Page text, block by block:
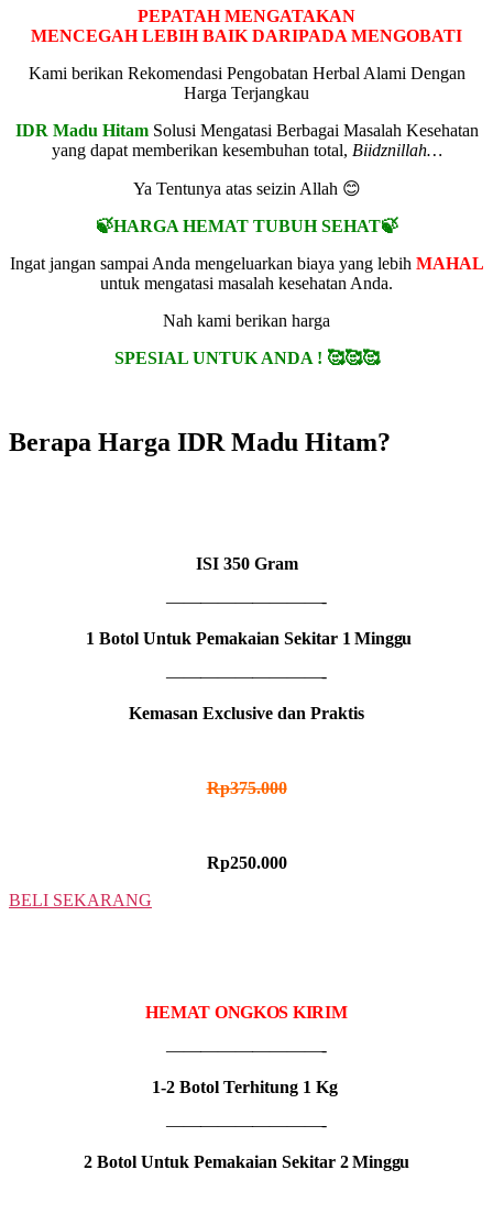
PEPATAH MENGATAKAN
MENCEGAH LEBIH BAIK DARIPADA MENGOBATI
Kami berikan Rekomendasi Pengobatan Herbal Alami Dengan
Harga Terjangkau
IDR Madu HitamSolusi Mengatasi Berbagai Masalah Kesehatan
yang dapat memberikan kesembuhan total, Biidznillah…
Ya Tentunya atas seizin Allah 😊
🍃HARGA HEMAT TUBUH SEHAT🍃
Ingat jangan sampai Anda mengeluarkan biaya yang lebih MAHAL
untuk mengatasi masalah kesehatan Anda.
Nah kami berikan harga
SPESIAL UNTUK ANDA ! 🥰🥰🥰
Berapa Harga IDR Madu Hitam?
ISI350 Gram
—————————-
1 Botol Untuk Pemakaian Sekitar 1 Minggu
—————————-
Kemasan Exclusive dan Praktis
Rp375.000
Rp250.000
BELI SEKARANG
HEMAT ONGKOS KIRIM
—————————-
1-2 Botol Terhitung 1 Kg
—————————-
2 Botol Untuk Pemakaian Sekitar 2 Minggu